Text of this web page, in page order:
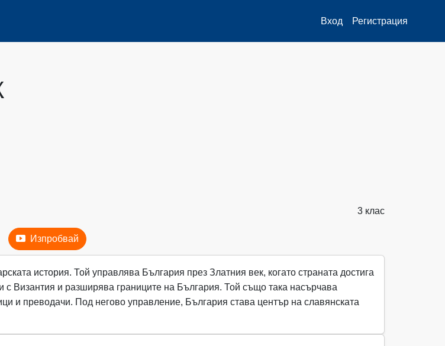
Вход Регистрация
3 клас
Изпробвай
история. Той управлява България през Златния век, когато страната достига
Византия и разширява границите на България. Той също така насърчава
и преводачи. Под негово управление, България става център на славянската